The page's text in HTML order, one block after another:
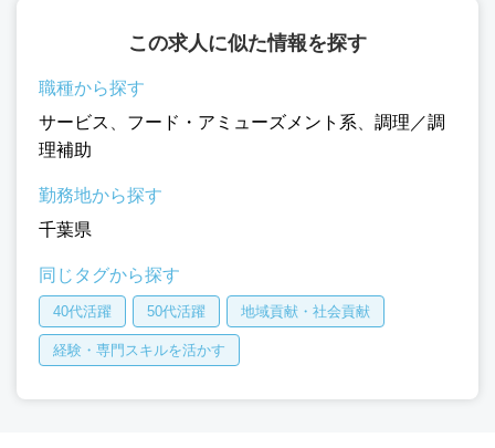
この求人に似た情報を探す
職種から探す
サービス
フード・アミューズメント系
調理／調
理補助
勤務地から探す
千葉県
同じタグから探す
40代活躍 50代活躍 地域貢献・社会貢献
経験・専門スキルを活かす